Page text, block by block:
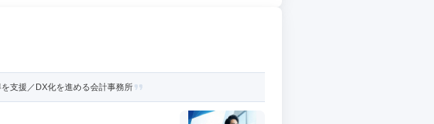
支援／DX化を進める会計事務所